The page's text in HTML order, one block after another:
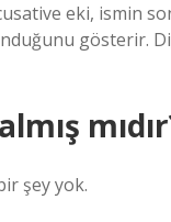
eki, ismin
gösterir.
şey yok.